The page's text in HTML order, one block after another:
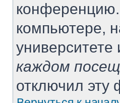
компьютере,
университете
каждом
отключил эту